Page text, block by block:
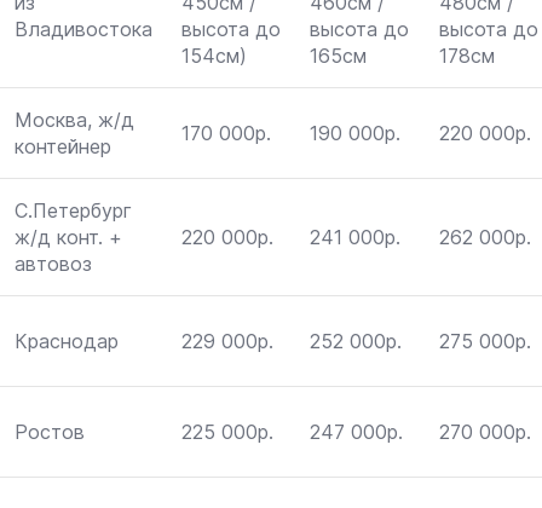
Владивостока
высота до
154см)
высота до
165см
высота до
178см
Москва, ж/д
контейнер
170 000р. 190 000р. 220 000р.
С.Петербург
ж/д конт. +
автовоз
220 000р. 241 000р. 262 000р.
Краснодар 229 000р. 252 000р. 275 000р.
Ростов 225 000р. 247 000р. 270 000р.